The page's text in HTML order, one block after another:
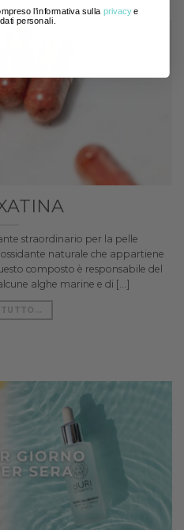
straordinario per la pelle
naturale che appartiene
composto è responsabile del
alghe marine e di [...]
l'informativa sulla privacye
personali.